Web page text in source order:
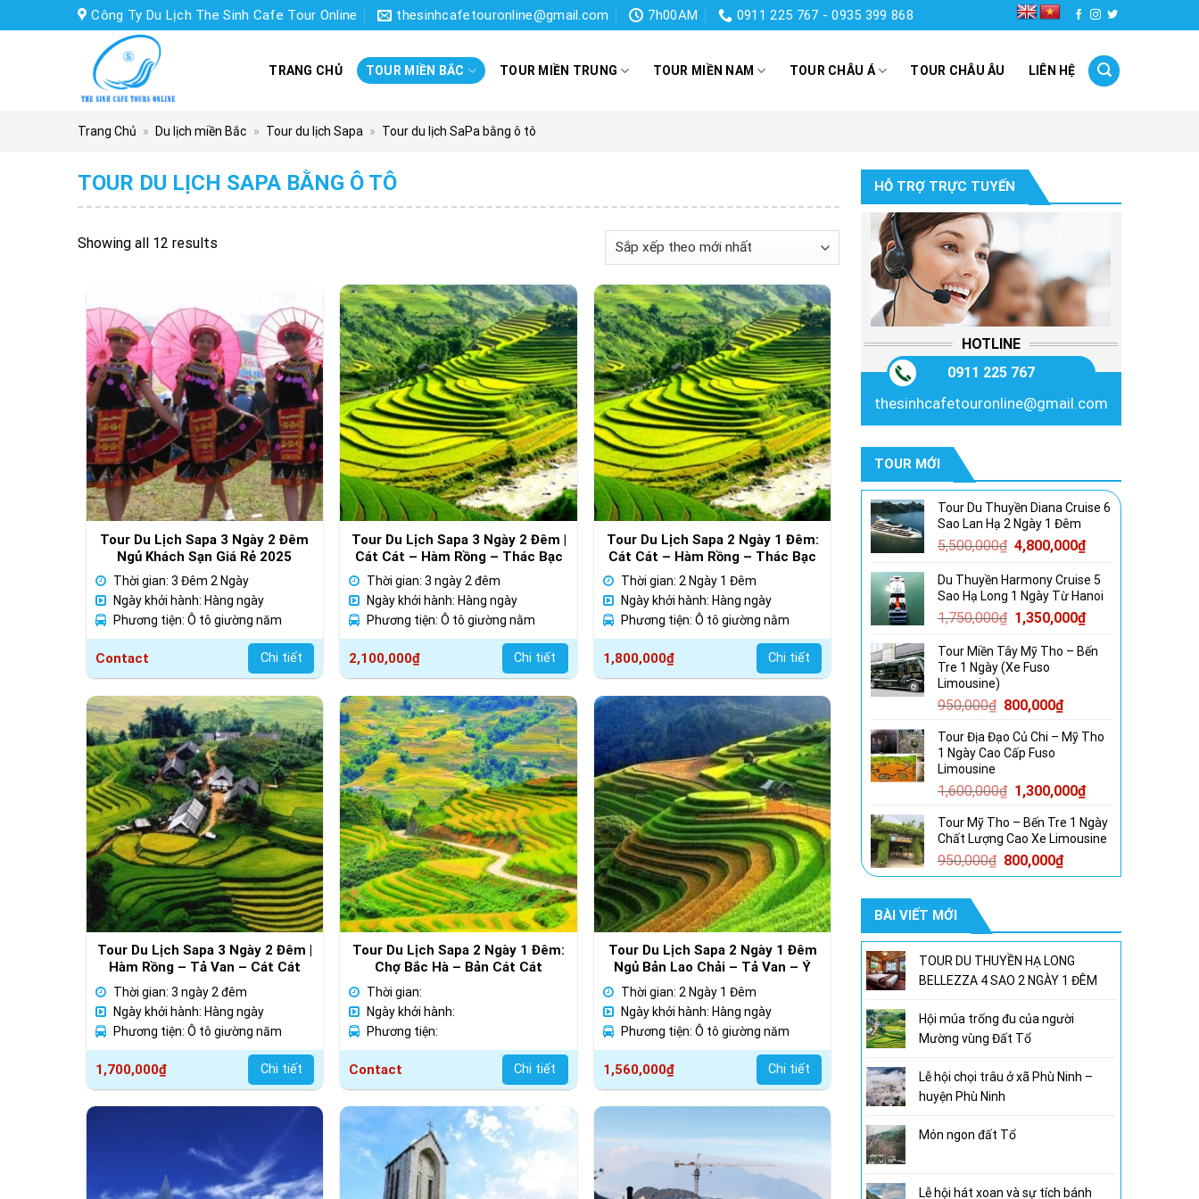
to
Công Ty Du Lịch The Sinh Cafe Tour Online thesinhcafetouronline@gmail.com 7h00AM 0911 225 767 - 0935 399 868
TRANG CHỦ TOUR MIỀN BẮC TOUR MIỀN TRUNG TOUR MIỀN NAM TOUR CHÂU Á TOUR CHÂU ÂU LIÊN HỆ
Trang Chủ » Du lịch miền Bắc » Tour du lịch Sapa » Tour du lịch SaPa bằng ô tô
TOUR DU LỊCH SAPA BẰNG Ô TÔ
Showing all 12 results
Tour Du Lịch Sapa 3 Ngày 2 Đêm
Ngủ Khách Sạn Giá Rẻ 2025
Thời gian: 3 Đêm 2 Ngày
Ngày khởi hành: Hàng ngày
Phương tiện: Ô tô giường năm
Contact Chi tiết
Tour Du Lịch Sapa 3 Ngày 2 Đêm |
Cát Cát – Hàm Rồng – Thác Bạc
Thời gian: 3 ngày 2 đêm
Ngày khởi hành: Hàng ngày
Phương tiện: Ô tô giường nằm
2,100,000₫ Chi tiết
Tour Du Lịch Sapa 2 Ngày 1 Đêm:
Cát Cát – Hàm Rồng – Thác Bạc
– Thác Tình Yêu
Thời gian: 2 Ngày 1 Đêm
Ngày khởi hành: Hàng ngày
Phương tiện: Ô tô giường nằm
1,800,000₫ Chi tiết
Tour Du Lịch Sapa 3 Ngày 2 Đêm |
Hàm Rồng – Tả Van – Cát Cát
Thời gian: 3 ngày 2 đêm
Ngày khởi hành: Hàng ngày
Phương tiện: Ô tô giường năm
1,700,000₫ Chi tiết
Tour Du Lịch Sapa 2 Ngày 1 Đêm:
Chợ Bắc Hà – Bản Cát Cát
Thời gian:
Ngày khởi hành:
Phương tiện:
Contact Chi tiết
Tour Du Lịch Sapa 2 Ngày 1 Đêm
Ngủ Bản Lao Chải – Tả Van – Ý
Linh Hồ
Thời gian: 2 Ngày 1 Đêm
Ngày khởi hành: Hàng ngày
Phương tiện: Ô tô giường năm
1,560,000₫ Chi tiết
HỖ TRỢ TRỰC TUYẾN
HOTLINE
0911 225 767
thesinhcafetouronline@gmail.com
TOUR MỚI
Tour Du Thuyền Diana Cruise 6
Sao Lan Hạ 2 Ngày 1 Đêm
5,500,000₫ Giá
là:
5,500,000₫.
4,800,000₫Giá
tại
là:
4,800,000₫.
Du Thuyền Harmony Cruise 5
Sao Hạ Long 1 Ngày Từ Hanoi
1,750,000₫ Giá
là:
1,750,000₫.
1,350,000₫Giá
tại
Tour Miền Tây Mỹ Tho – Bến
Tre 1 Ngày (Xe Fuso
Limousine)
950,000₫ Giá
là:
950,000₫.
800,000₫Giá
tại
Tour Địa Đạo Củ Chi – Mỹ Tho
1 Ngày Cao Cấp Fuso
Limousine
1,600,000₫ Giá
là:
1,600,000₫.
1,300,000₫Giá
tại
là:
Tour Mỹ Tho – Bến Tre 1 Ngày
Chất Lượng Cao Xe Limousine
950,000₫ Giá
gốc
800,000₫Giá
hiện
800,000₫.
BÀI VIẾT MỚI
TOUR DU THUYỀN HẠ LONG
BELLEZZA 4 SAO 2 NGÀY 1 ĐÊM
Hội múa trống đu của người
Mường vùng Đất Tổ
Lễ hội chọi trâu ở xã Phù Ninh –
huyện Phù Ninh
Món ngon đất Tổ
Lễ hội hát xoan và sự tích bánh